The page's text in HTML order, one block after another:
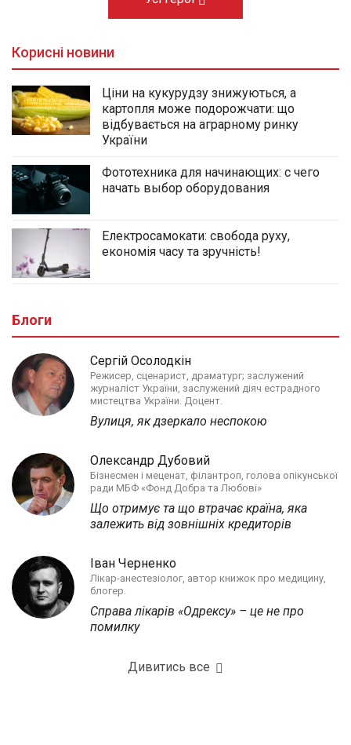
Корисні новини
Ціни на кукурудзу знижуються, а
картопля може подорожчати: що
відбувається на аграрному ринку
України
Фототехника для начинающих: с чего
начать выбор оборудования
Електросамокати: свобода руху,
економія часу та зручність!
Блоги
Сергій Осолодкін
Режисер, сценарист, драматург; заслужений
журналіст України, заслужений діяч естрадного
мистецтва України. Доцент.
Вулиця, як дзеркало неспокою
Олександр Дубовий
Бізнесмен і меценат, філантроп, голова опікунської
ради МБФ «Фонд Добра та Любові»
Що отримує та що втрачає країна, яка
залежить від зовнішніх кредиторів
Іван Черненко
Лікар-анестезіолог, автор книжок про медицину,
блогер.
Справа лікарів «Одрексу» – це не про
помилку
Дивитись все